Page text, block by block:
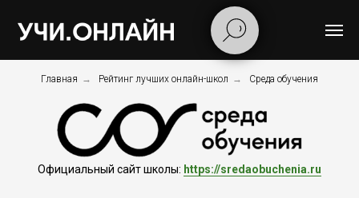
Главная → Рейтинг лучших онлайн-школ → Среда обучения
Официальный сайт школы: https://sredaobuchenia.ru